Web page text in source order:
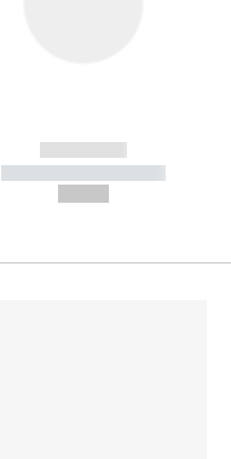
------------
----------- -----------